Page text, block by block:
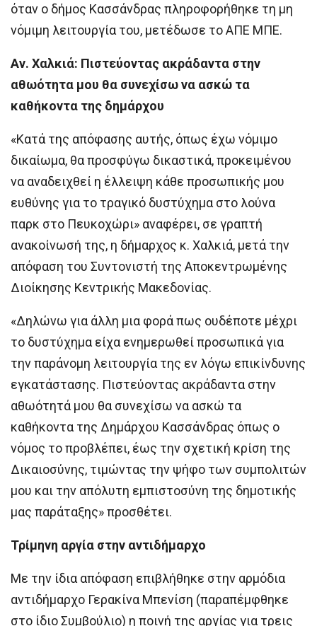
όταν ο δήμος Κασσάνδρας πληροφορήθηκε τη μη
νόμιμη λειτουργία του, μετέδωσε το ΑΠΕ ΜΠΕ.
Αν. Χαλκιά: Πιστεύοντας ακράδαντα στην
αθωότητα μου θα συνεχίσω να ασκώ τα
καθήκοντα της δημάρχου
«Κατά της απόφασης αυτής, όπως έχω νόμιμο
δικαίωμα, θα προσφύγω δικαστικά, προκειμένου
να αναδειχθεί η έλλειψη κάθε προσωπικής μου
ευθύνης για το τραγικό δυστύχημα στο λούνα
παρκ στο Πευκοχώρι» αναφέρει, σε γραπτή
ανακοίνωσή της, η δήμαρχος κ. Χαλκιά, μετά την
απόφαση του Συντονιστή της Αποκεντρωμένης
Διοίκησης Κεντρικής Μακεδονίας.
«Δηλώνω για άλλη μια φορά πως ουδέποτε μέχρι
το δυστύχημα είχα ενημερωθεί προσωπικά για
την παράνομη λειτουργία της εν λόγω επικίνδυνης
εγκατάστασης. Πιστεύοντας ακράδαντα στην
αθωότητά μου θα συνεχίσω να ασκώ τα
καθήκοντα της Δημάρχου Κασσάνδρας όπως ο
νόμος το προβλέπει, έως την σχετική κρίση της
Δικαιοσύνης, τιμώντας την ψήφο των συμπολιτών
μου και την απόλυτη εμπιστοσύνη της δημοτικής
μας παράταξης» προσθέτει.
Τρίμηνη αργία στην αντιδήμαρχο
Με την ίδια απόφαση επιβλήθηκε στην αρμόδια
αντιδήμαρχο Γερακίνα Μπενίση (παραπέμφθηκε
στο ίδιο Συμβούλιο) η ποινή της αργίας για τρεις